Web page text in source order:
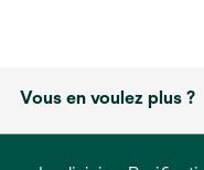
Vous en voulez plus ?